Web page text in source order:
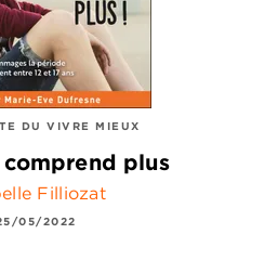
DU VIVRE MIEUX
comprend plus
Filliozat
05/2022